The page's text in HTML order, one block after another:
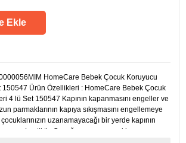
Ekle
HomeCare Bebek Çocuk Koruyucu
150547 Ürün Özellikleri : HomeCare Bebek Çocuk
4 lü Set 150547 Kapının kapanmasını engeller ve
parmaklarının kapıya sıkışmasını engellemeye
uzanamayacağı bir yerde kapının
eva pLastiktir. Çocuğunuzun parmaklarını